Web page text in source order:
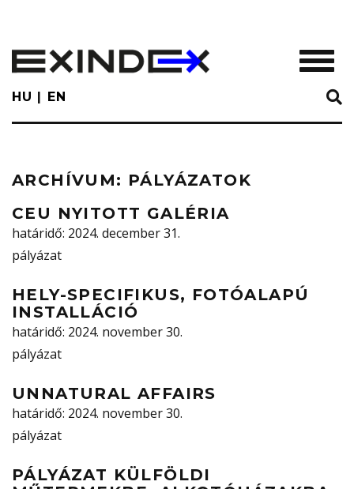
main
content
HU EN
ARCHÍVUM: PÁLYÁZATOK
CEU NYITOTT GALÉRIA
határidő: 2024. december 31.
pályázat
HELY-SPECIFIKUS, FOTÓALAPÚ
INSTALLÁCIÓ
határidő: 2024. november 30.
pályázat
UNNATURAL AFFAIRS
határidő: 2024. november 30.
pályázat
PÁLYÁZAT KÜLFÖLDI